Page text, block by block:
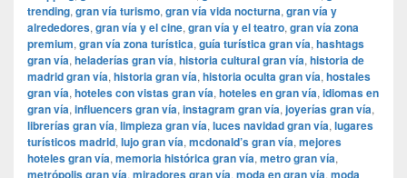
trending, gran vía turismo, gran vía vida nocturna, gran vía y
alrededores, gran vía y el cine, gran vía y el teatro, gran vía zona
premium, gran vía zona turística, guía turística gran vía, hashtags
gran vía, heladerías gran vía, historia cultural gran vía, historia de
madrid gran vía, historia gran vía, historia oculta gran vía, hostales
gran vía, hoteles con vistas gran vía, hoteles en gran vía, idiomas en
gran vía, influencers gran vía, instagram gran vía, joyerías gran vía,
librerías gran vía, limpieza gran vía, luces navidad gran vía, lugares
turísticos madrid, lujo gran vía, mcdonald’s gran vía, mejores
hoteles gran vía, memoria histórica gran vía, metro gran vía,
metrópolis gran vía, miradores gran vía, moda en gran vía, moda